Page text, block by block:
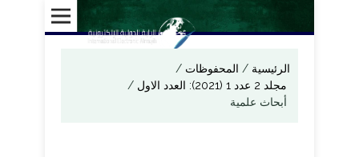
الرئيسية/ المحفوظات/
مجلد 2 عدد 1 (2021): العدد الاول
/
أبحاث علمية